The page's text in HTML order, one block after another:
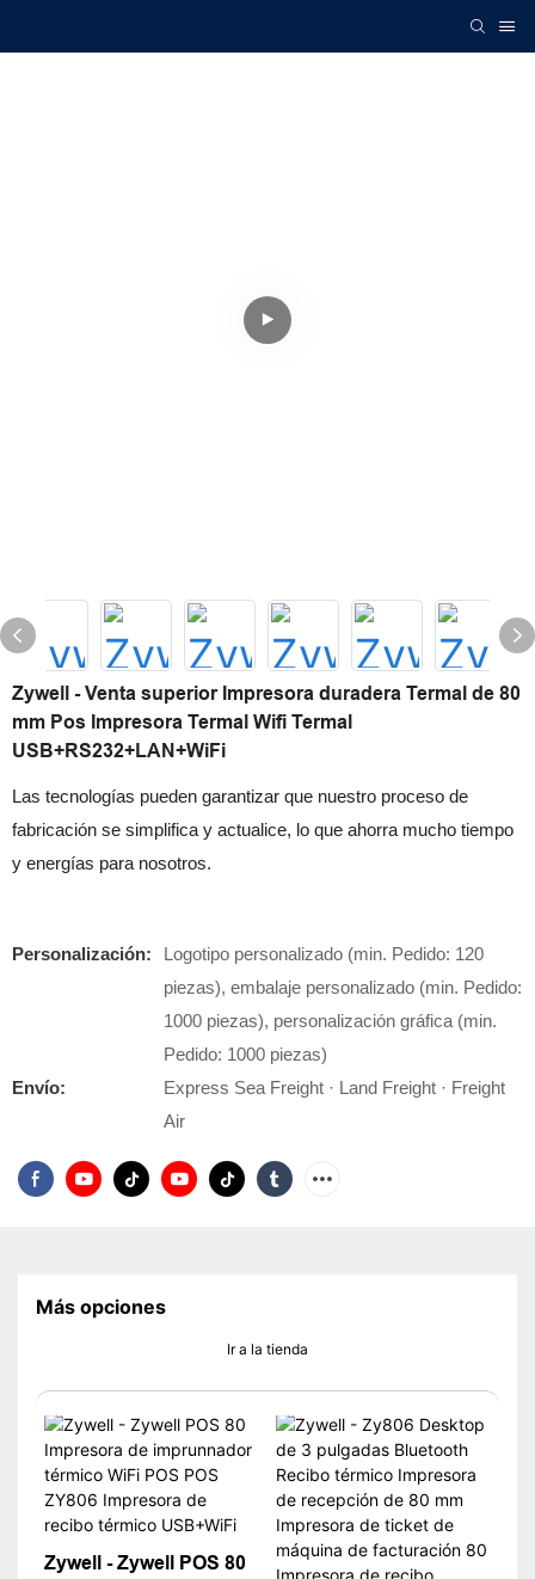
Zywell - Venta superior Impresora duradera Termal de 80
mm Pos Impresora Termal Wifi Termal
USB+RS232+LAN+WiFi
Las tecnologías pueden garantizar que nuestro proceso de
fabricación se simplifica y actualice, lo que ahorra mucho tiempo
y energías para nosotros.
Personalización:
Logotipo personalizado (min. Pedido: 120
piezas), embalaje personalizado (min. Pedido:
1000 piezas), personalización gráfica (min.
Pedido: 1000 piezas)
Envío:
Express Sea Freight · Land Freight · Freight
Air
Más opciones
Ir a la tienda
Zywell - Zywell POS 80